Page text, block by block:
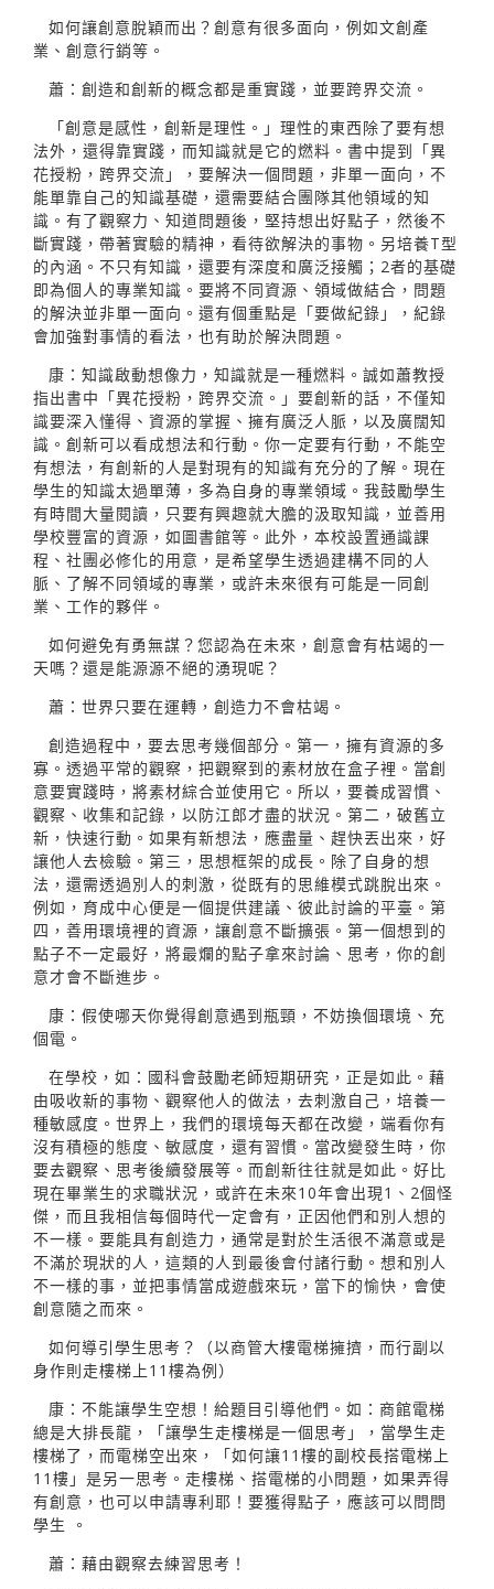
如何讓創意脫穎而出？創意有很多面向，例如文創產
業、創意行銷等。
蕭：創造和創新的概念都是重實踐，並要跨界交流。
「創意是感性，創新是理性。」理性的東西除了要有想
法外，還得靠實踐，而知識就是它的燃料。書中提到「異
花授粉，跨界交流」，要解決一個問題，非單一面向，不
能單靠自己的知識基礎，還需要結合團隊其他領域的知
識。有了觀察力、知道問題後，堅持想出好點子，然後不
斷實踐，帶著實驗的精神，看待欲解決的事物。另培養T型
的內涵。不只有知識，還要有深度和廣泛接觸；2者的基礎
即為個人的專業知識。要將不同資源、領域做結合，問題
的解決並非單一面向。還有個重點是「要做紀錄」，紀錄
會加強對事情的看法，也有助於解決問題。
康：知識啟動想像力，知識就是一種燃料。誠如蕭教授
指出書中「異花授粉，跨界交流。」要創新的話，不僅知
識要深入懂得、資源的掌握、擁有廣泛人脈，以及廣闊知
識。創新可以看成想法和行動。你一定要有行動，不能空
有想法，有創新的人是對現有的知識有充分的了解。現在
學生的知識太過單薄，多為自身的專業領域。我鼓勵學生
有時間大量閱讀，只要有興趣就大膽的汲取知識，並善用
學校豐富的資源，如圖書館等。此外，本校設置通識課
程、社團必修化的用意，是希望學生透過建構不同的人
脈、了解不同領域的專業，或許未來很有可能是一同創
業、工作的夥伴。
如何避免有勇無謀？您認為在未來，創意會有枯竭的一
天嗎？還是能源源不絕的湧現呢？
蕭：世界只要在運轉，創造力不會枯竭。
創造過程中，要去思考幾個部分。第一，擁有資源的多
寡。透過平常的觀察，把觀察到的素材放在盒子裡。當創
意要實踐時，將素材綜合並使用它。所以，要養成習慣、
觀察、收集和記錄，以防江郎才盡的狀況。第二，破舊立
新，快速行動。如果有新想法，應盡量、趕快丟出來，好
讓他人去檢驗。第三，思想框架的成長。除了自身的想
法，還需透過別人的刺激，從既有的思維模式跳脫出來。
例如，育成中心便是一個提供建議、彼此討論的平臺。第
四，善用環境裡的資源，讓創意不斷擴張。第一個想到的
點子不一定最好，將最爛的點子拿來討論、思考，你的創
意才會不斷進步。
康：假使哪天你覺得創意遇到瓶頸，不妨換個環境、充
個電。
在學校，如：國科會鼓勵老師短期研究，正是如此。藉
由吸收新的事物、觀察他人的做法，去刺激自己，培養一
種敏感度。世界上，我們的環境每天都在改變，端看你有
沒有積極的態度、敏感度，還有習慣。當改變發生時，你
要去觀察、思考後續發展等。而創新往往就是如此。好比
現在畢業生的求職狀況，或許在未來10年會出現1、2個怪
傑，而且我相信每個時代一定會有，正因他們和別人想的
不一樣。要能具有創造力，通常是對於生活很不滿意或是
不滿於現狀的人，這類的人到最後會付諸行動。想和別人
不一樣的事，並把事情當成遊戲來玩，當下的愉快，會使
創意隨之而來。
如何導引學生思考？（以商管大樓電梯擁擠，而行副以
身作則走樓梯上11樓為例）
康：不能讓學生空想！給題目引導他們。如：商館電梯
總是大排長龍，「讓學生走樓梯是一個思考」，當學生走
樓梯了，而電梯空出來，「如何讓11樓的副校長搭電梯上
11樓」是另一思考。走樓梯、搭電梯的小問題，如果弄得
有創意，也可以申請專利耶！要獲得點子，應該可以問問
學生 。
蕭：藉由觀察去練習思考！